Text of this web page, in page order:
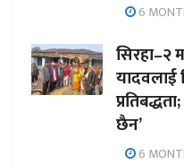
6
सिरहा–२
यादवलाई
छैन’
6